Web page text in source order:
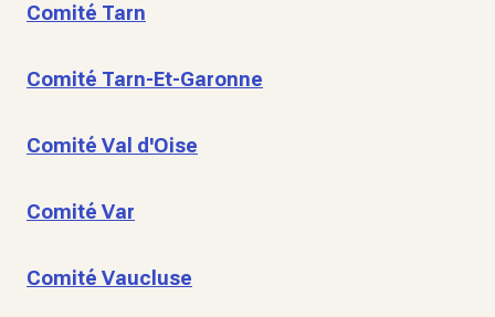
Comité Tarn
Comité Tarn-Et-Garonne
Comité Val d'Oise
Comité Var
Comité Vaucluse